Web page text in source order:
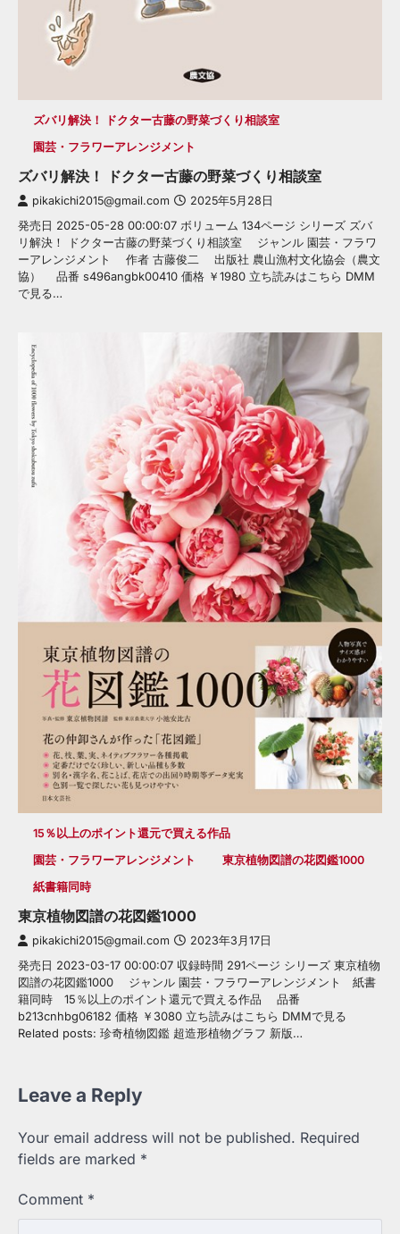
ズバリ解決！ ドクター古藤の野菜づくり相談室
園芸・フラワーアレンジメント
ズバリ解決！ ドクター古藤の野菜づくり相談室
pikakichi2015@gmail.com 2025年5月28日
発売日 2025-05-28 00:00:07 ボリューム 134ページ シリーズ ズバ
リ解決！ ドクター古藤の野菜づくり相談室 ジャンル 園芸・フラワ
ーアレンジメント 作者 古藤俊二 出版社 農山漁村文化協会（農文
協） 品番 s496angbk00410 価格 ￥1980 立ち読みはこちら DMM
で見る…
15％以上のポイント還元で買える作品
園芸・フラワーアレンジメント
東京植物図譜の花図鑑1000
紙書籍同時
東京植物図譜の花図鑑1000
pikakichi2015@gmail.com 2023年3月17日
発売日 2023-03-17 00:00:07 収録時間 291ページ シリーズ 東京植物
図譜の花図鑑1000 ジャンル 園芸・フラワーアレンジメント 紙書
籍同時 15％以上のポイント還元で買える作品 品番
b213cnhbg06182 価格 ￥3080 立ち読みはこちら DMMで見る
Related posts: 珍奇植物図鑑 超造形植物グラフ 新版…
Leave a Reply
Your email address will not be published. Required
fields are marked *
Comment *